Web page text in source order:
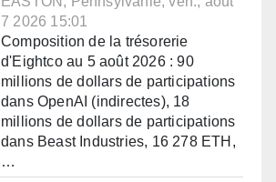
7 2026 15:01
Composition de la trésorerie
d'Eightco au 5 août 2026 : 90
millions de dollars de participations
dans OpenAI (indirectes), 18
millions de dollars de participations
dans Beast Industries, 16 278 ETH,
…